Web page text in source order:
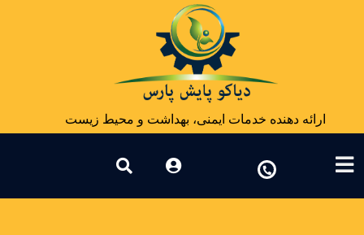
ارائه دهنده خدمات ایمنی، بهداشت و محیط زیست